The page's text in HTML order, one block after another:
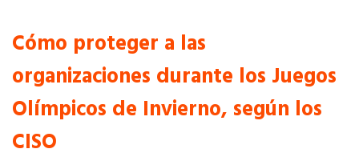
Cómo proteger a las
organizaciones durante los Juegos
Olímpicos de Invierno, según los
CISO